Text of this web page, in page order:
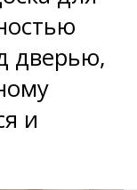
дверью,
и